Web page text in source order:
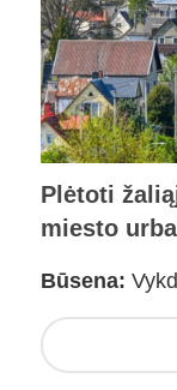
Plėtoti
miesto
Būsena: